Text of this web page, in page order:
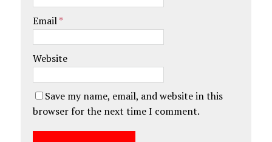
Email*
Website
Save my name, email, and website in this
browser for the next time I comment.